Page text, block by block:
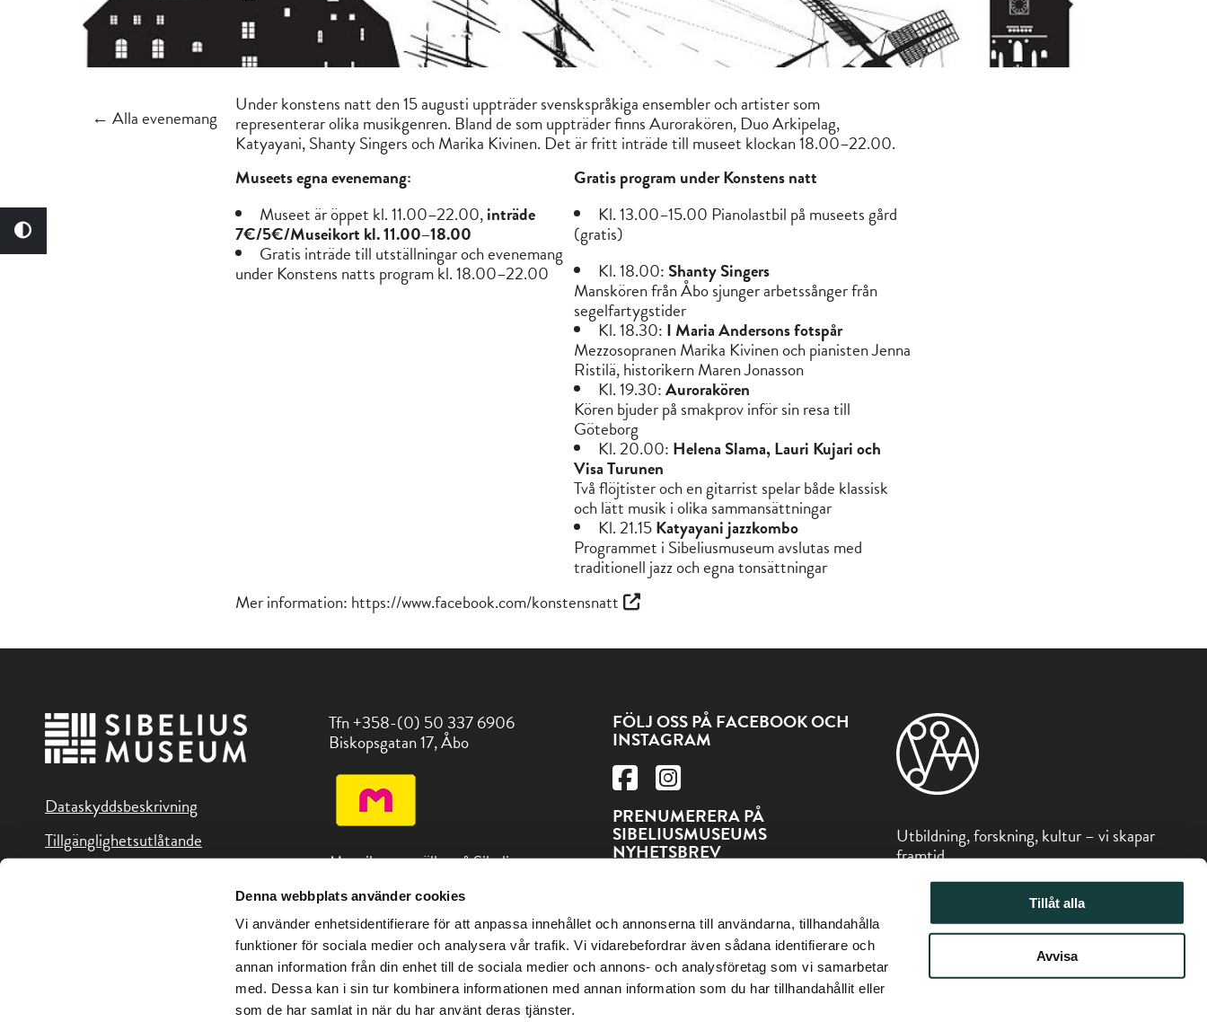
Denna webbplats använder cookies
Vi använder enhetsidentifierare för att anpassa innehållet och annonserna till användarna, tillhandahålla
funktioner för sociala medier och analysera vår trafik. Vi vidarebefordrar även sådana identifierare och
annan information från din enhet till de sociala medier och annons- och analysföretag som vi samarbetar
med. Dessa kan i sin tur kombinera informationen med annan information som du har tillhandahållit eller
som de har samlat in när du har använt deras tjänster.
Tillåt alla
Avvisa
← Alla evenemang
Under konstens natt den 15 augusti uppträder svenskspråkiga ensembler och artister som
representerar olika musikgenren. Bland de som uppträder finns Aurorakören, Duo Arkipelag,
Katyayani, Shanty Singers och Marika Kivinen. Det är fritt inträde till museet klockan 18.00–22.00.
Museets egna evenemang:
Museet är öppet kl. 11.00–22.00,inträde
7€/5€/Museikort kl. 11.00–18.00
Gratis inträde till utställningar och evenemang
under Konstens natts program kl. 18.00–22.00
Gratis program under Konstens natt
Kl. 13.00–15.00 Pianolastbil på museets gård
(gratis)
Kl. 18.00: Shanty Singers
Manskören från Åbo sjunger arbetssånger från
segelfartygstider
Kl. 18.30: I Maria Andersons fotspår
Mezzosopranen Marika Kivinen och pianisten Jenna
Ristilä, historikern Maren Jonasson
Kl. 19.30:Aurorakören
Kören bjuder på smakprov inför sin resa till
Göteborg
Kl. 20.00: Helena Slama, Lauri Kujari och
Visa Turunen
Två flöjtister och en gitarrist spelar både klassisk
och lätt musik i olika sammansättningar
Kl. 21.15Katyayani jazzkombo
Programmet i Sibeliusmuseum avslutas med
traditionell jazz och egna tonsättningar
Mer information: https://www.facebook.com/konstensnatt
Dataskyddsbeskrivning
Tillgänglighetsutlåtande
Tfn +358-(0) 50 337 6906
Biskopsgatan 17, Åbo
Museikortet gäller på Sibeliusmuseum
Du hittar oss och andra sevärdheter
i Åboregionen på adressen Visitturku.fi
FÖLJ OSS PÅ FACEBOOK OCH
INSTAGRAM
PRENUMERERA PÅ
SIBELIUSMUSEUMS
NYHETSBREV
Utbildning, forskning, kultur – vi skapar
framtid
Sibeliusmuseum är en del av Stiftelsen
för Åbo Akademi.